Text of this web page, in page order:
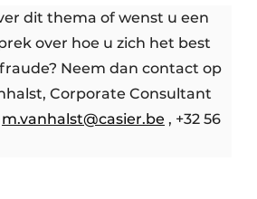
dit thema of wenst u een
over hoe u zich het best
Neem dan contact op
Corporate Consultant
m.vanhalst@casier.be , +32 56